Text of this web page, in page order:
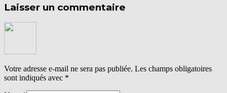
Laisser un commentaire
Votre adresse e-mail ne sera pas publiée. Les champs obligatoires
sont indiqués avec *